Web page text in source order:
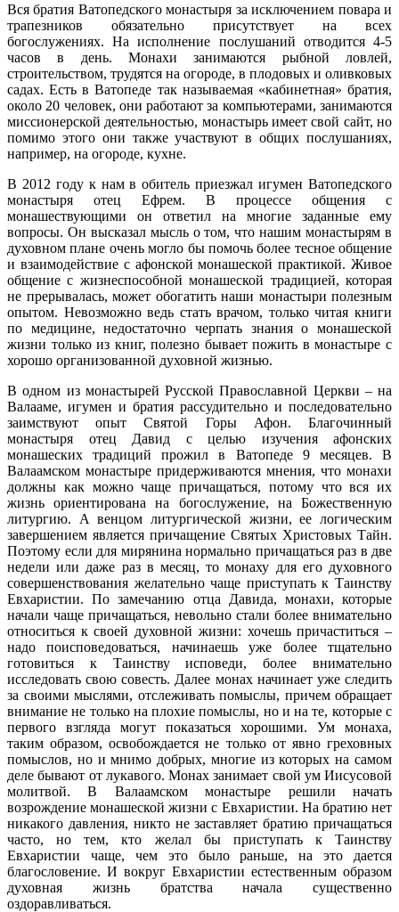
Вся братия Ватопедского монастыря за исключением повара и
трапезников обязательно присутствует на всех
богослужениях. На исполнение послушаний отводится 4-5
часов в день. Монахи занимаются рыбной ловлей,
строительством, трудятся на огороде, в плодовых и оливковых
садах. Есть в Ватопеде так называемая «кабинетная» братия,
около 20 человек, они работают за компьютерами, занимаются
миссионерской деятельностью, монастырь имеет свой сайт, но
помимо этого они также участвуют в общих послушаниях,
например, на огороде, кухне.
В 2012 году к нам в обитель приезжал игумен Ватопедского
монастыря отец Ефрем. В процессе общения с
монашествующими он ответил на многие заданные ему
вопросы. Он высказал мысль о том, что нашим монастырям в
духовном плане очень могло бы помочь более тесное общение
и взаимодействие с афонской монашеской практикой. Живое
общение с жизнеспособной монашеской традицией, которая
не прерывалась, может обогатить наши монастыри полезным
опытом. Невозможно ведь стать врачом, только читая книги
по медицине, недостаточно черпать знания о монашеской
жизни только из книг, полезно бывает пожить в монастыре с
хорошо организованной духовной жизнью.
В одном из монастырей Русской Православной Церкви – на
Валааме, игумен и братия рассудительно и последовательно
заимствуют опыт Святой Горы Афон. Благочинный
монастыря отец Давид с целью изучения афонских
монашеских традиций прожил в Ватопеде 9 месяцев. В
Валаамском монастыре придерживаются мнения, что монахи
должны как можно чаще причащаться, потому что вся их
жизнь ориентирована на богослужение, на Божественную
литургию. А венцом литургической жизни, ее логическим
завершением является причащение Святых Христовых Тайн.
Поэтому если для мирянина нормально причащаться раз в две
недели или даже раз в месяц, то монаху для его духовного
совершенствования желательно чаще приступать к Таинству
Евхаристии. По замечанию отца Давида, монахи, которые
начали чаще причащаться, невольно стали более внимательно
относиться к своей духовной жизни: хочешь причаститься –
надо поисповедоваться, начинаешь уже более тщательно
готовиться к Таинству исповеди, более внимательно
исследовать свою совесть. Далее монах начинает уже следить
за своими мыслями, отслеживать помыслы, причем обращает
внимание не только на плохие помыслы, но и на те, которые с
первого взгляда могут показаться хорошими. Ум монаха,
таким образом, освобождается не только от явно греховных
помыслов, но и мнимо добрых, многие из которых на самом
деле бывают от лукавого. Монах занимает свой ум Иисусовой
молитвой. В Валаамском монастыре решили начать
возрождение монашеской жизни с Евхаристии. На братию нет
никакого давления, никто не заставляет братию причащаться
часто, но тем, кто желал бы приступать к Таинству
Евхаристии чаще, чем это было раньше, на это дается
благословение. И вокруг Евхаристии естественным образом
духовная жизнь братства начала существенно
оздоравливаться.